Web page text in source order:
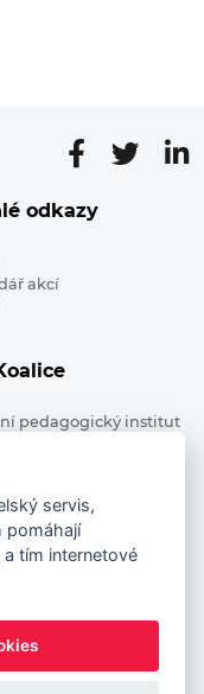
odkazy
akcí
pedagogický institut
reserved
the European
Agency (now
servis,
pomáhají
tím internetové